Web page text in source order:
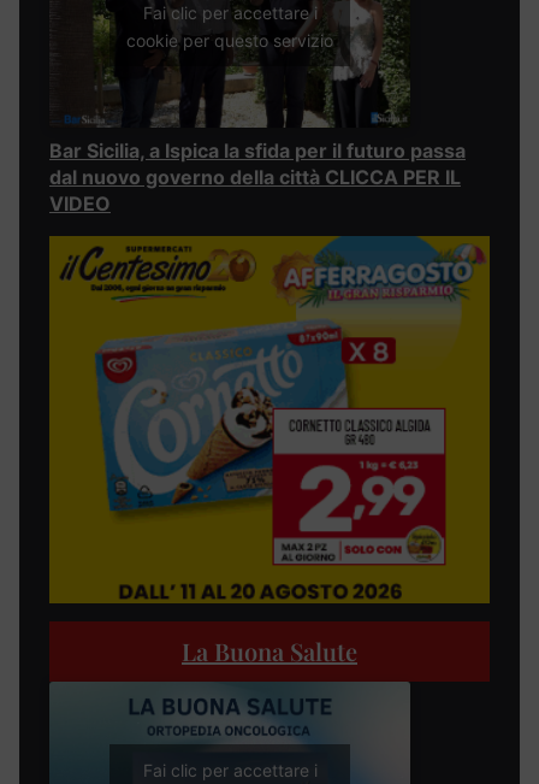
Fai clic per accettare i
cookie per questo servizio
Bar Sicilia, a Ispica la sfida per il futuro passa
dal nuovo governo della città CLICCA PER IL
VIDEO
La Buona Salute
Fai clic per accettare i